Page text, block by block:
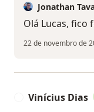
Jonathan
Olá Lucas, fico
22 de novembro de
Vinícius Dias